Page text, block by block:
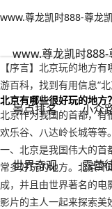
www.尊龙凯时888-尊龙
www.尊龙凯时888-
景点排名 小众
世界奇观 露营
www.尊龙凯时888-尊龙凯
北京玩的地方有哪些？
【序言】北京玩的地方
游百科，找到有用信息“
北京有哪些很好玩的地方？
北京作为我国的首都，有
欢乐谷、八达岭长城等等。
一、北京是我国伟大的首
常多好玩的地方。北京
成，并且由世界著名的电
影片的主人一起来探索